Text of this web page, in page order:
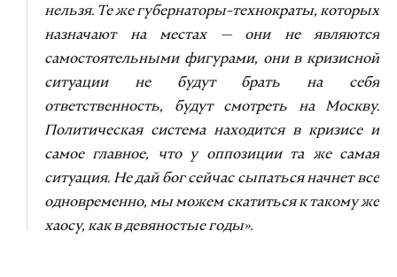
нельзя. Те же губернаторы-технократы, которых
назначают на местах — они не являются
самостоятельными фигурами, они в кризисной
ситуации не будут брать на себя
ответственность, будут смотреть на Москву.
Политическая система находится в кризисе и
самое главное, что у оппозиции та же самая
ситуация. Не дай бог сейчас сыпаться начнет все
одновременно, мы можем скатиться к такому же
хаосу, как в девяностые годы».